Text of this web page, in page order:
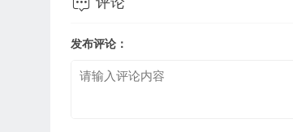
发布评论：